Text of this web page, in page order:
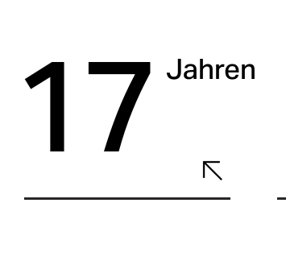
17 Jahren